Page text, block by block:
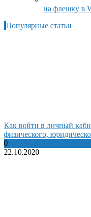
на флешку в
Популярные статьи
Как войти в личный
физического,
0
22.10.2020